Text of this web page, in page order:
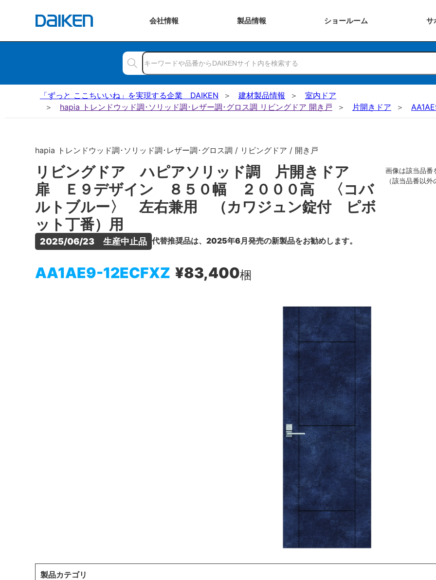
会社情報 製品情報 ショールーム サ
「ずっと ここちいいね」を実現する企業 DAIKEN 建材製品情報
室内ドア
hapia トレンドウッド調･ソリッド調･レザー調･グロス調 リビングドア 開き戸
片開きドア
hapia トレンドウッド調･ソリッド調･レザー調･グロス調 / リビングドア / 開き戸
リビングドア ハピアソリッド調 片開きドア
扉 Ｅ９デザイン ８５０幅 ２０００高 〈コバ
ルトブルー〉 左右兼用 （カワジュン錠付 ピボ
ット丁番）用
2025/06/23　生産中止品 代替推奨品は、2025年6月発売の新製品をお勧めします。
AA1AE9-12ECFXZ ¥83,400梱
画像は該当品番
（該当品番以
製品カテゴリ